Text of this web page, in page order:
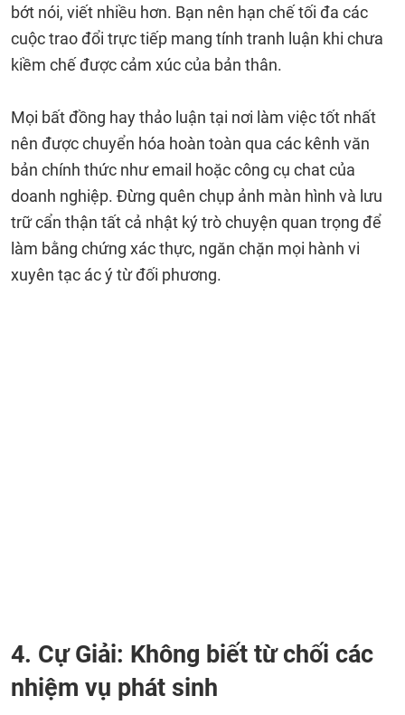
bớt nói, viết nhiều hơn. Bạn nên hạn chế tối đa các
cuộc trao đổi trực tiếp mang tính tranh luận khi chưa
kiềm chế được cảm xúc của bản thân.
Mọi bất đồng hay thảo luận tại nơi làm việc tốt nhất
nên được chuyển hóa hoàn toàn qua các kênh văn
bản chính thức như email hoặc công cụ chat của
doanh nghiệp. Đừng quên chụp ảnh màn hình và lưu
trữ cẩn thận tất cả nhật ký trò chuyện quan trọng để
làm bằng chứng xác thực, ngăn chặn mọi hành vi
xuyên tạc ác ý từ đối phương.
4. Cự Giải: Không biết từ chối các
nhiệm vụ phát sinh